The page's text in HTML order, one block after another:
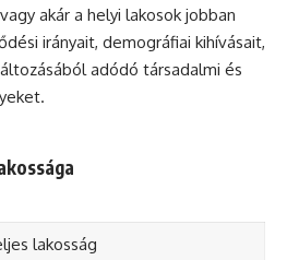
akár a helyi lakosok jobban
irányait, demográfiai kihívásait,
adódó társadalmi és
lakosság